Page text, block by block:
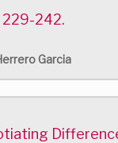
242.
Garcia